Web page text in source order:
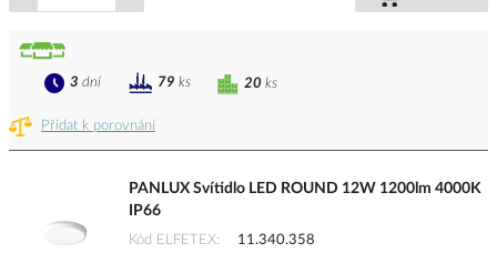
Přidat k porovnání
20 ks
3 dní 79 ks
PANLUX Svítidlo LED ROUND 12W 1200lm 4000K
IP66
Kód ELFETEX
11.340.358